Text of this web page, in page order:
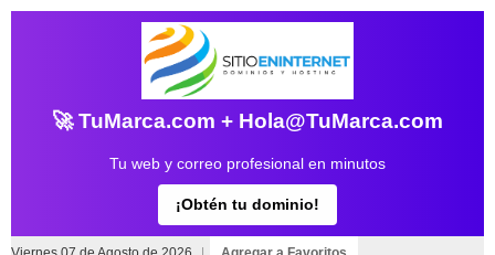
🚀 TuMarca.com + Hola@TuMarca.com
Tu web y correo profesional en minutos
¡Obtén tu dominio!